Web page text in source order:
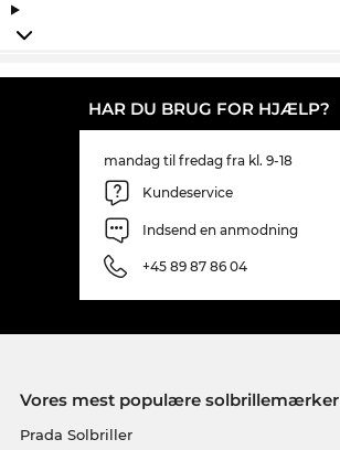
HAR DU BRUG FOR HJÆLP?
mandag til fredag fra kl. 9-18
Kundeservice
Indsend en anmodning
+45 89 87 86 04
Vores mest populære solbrillemærker
Prada Solbriller